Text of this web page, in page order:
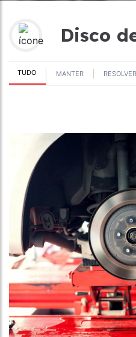
Disco
TUDO MANTER RESOLVER